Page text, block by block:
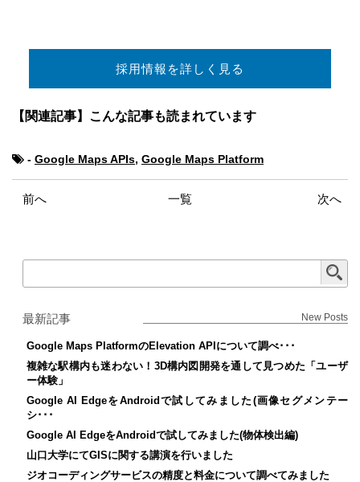
採用情報を詳しく見る
【関連記事】こんな記事も読まれています
- Google Maps APIs, Google Maps Platform
前へ 一覧 次へ
最新記事 New Posts
Google Maps PlatformのElevation APIについて調べ･･･
複雑な駅構内も迷わない！3D構内図開発を通して見つめた「ユーザ
ー体験」
Google AI EdgeをAndroidで試してみました(画像セグメンテー
シ･･･
Google AI EdgeをAndroidで試してみました(物体検出編)
山口大学にてGISに関する講演を行いました
ジオコーディングサービスの精度と料金について調べてみました